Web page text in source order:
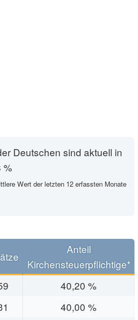
Deutschen sind aktuell in
%
Wert der letzten 12 erfassten Monate
Anteil
Kirchensteuerpflichtige*
40,20 %
40,00 %